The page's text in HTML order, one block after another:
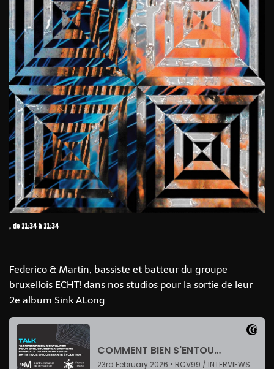
, de 11:34 à 11:34
Federico & Martin, bassiste et batteur du groupe
bruxellois ECHT! dans nos studios pour la sortie de leur
2e album Sink ALong